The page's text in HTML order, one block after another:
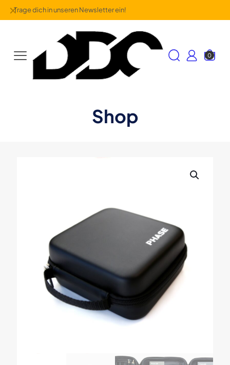
Trage dich in unseren Newsletter ein!
✕
0
Shop